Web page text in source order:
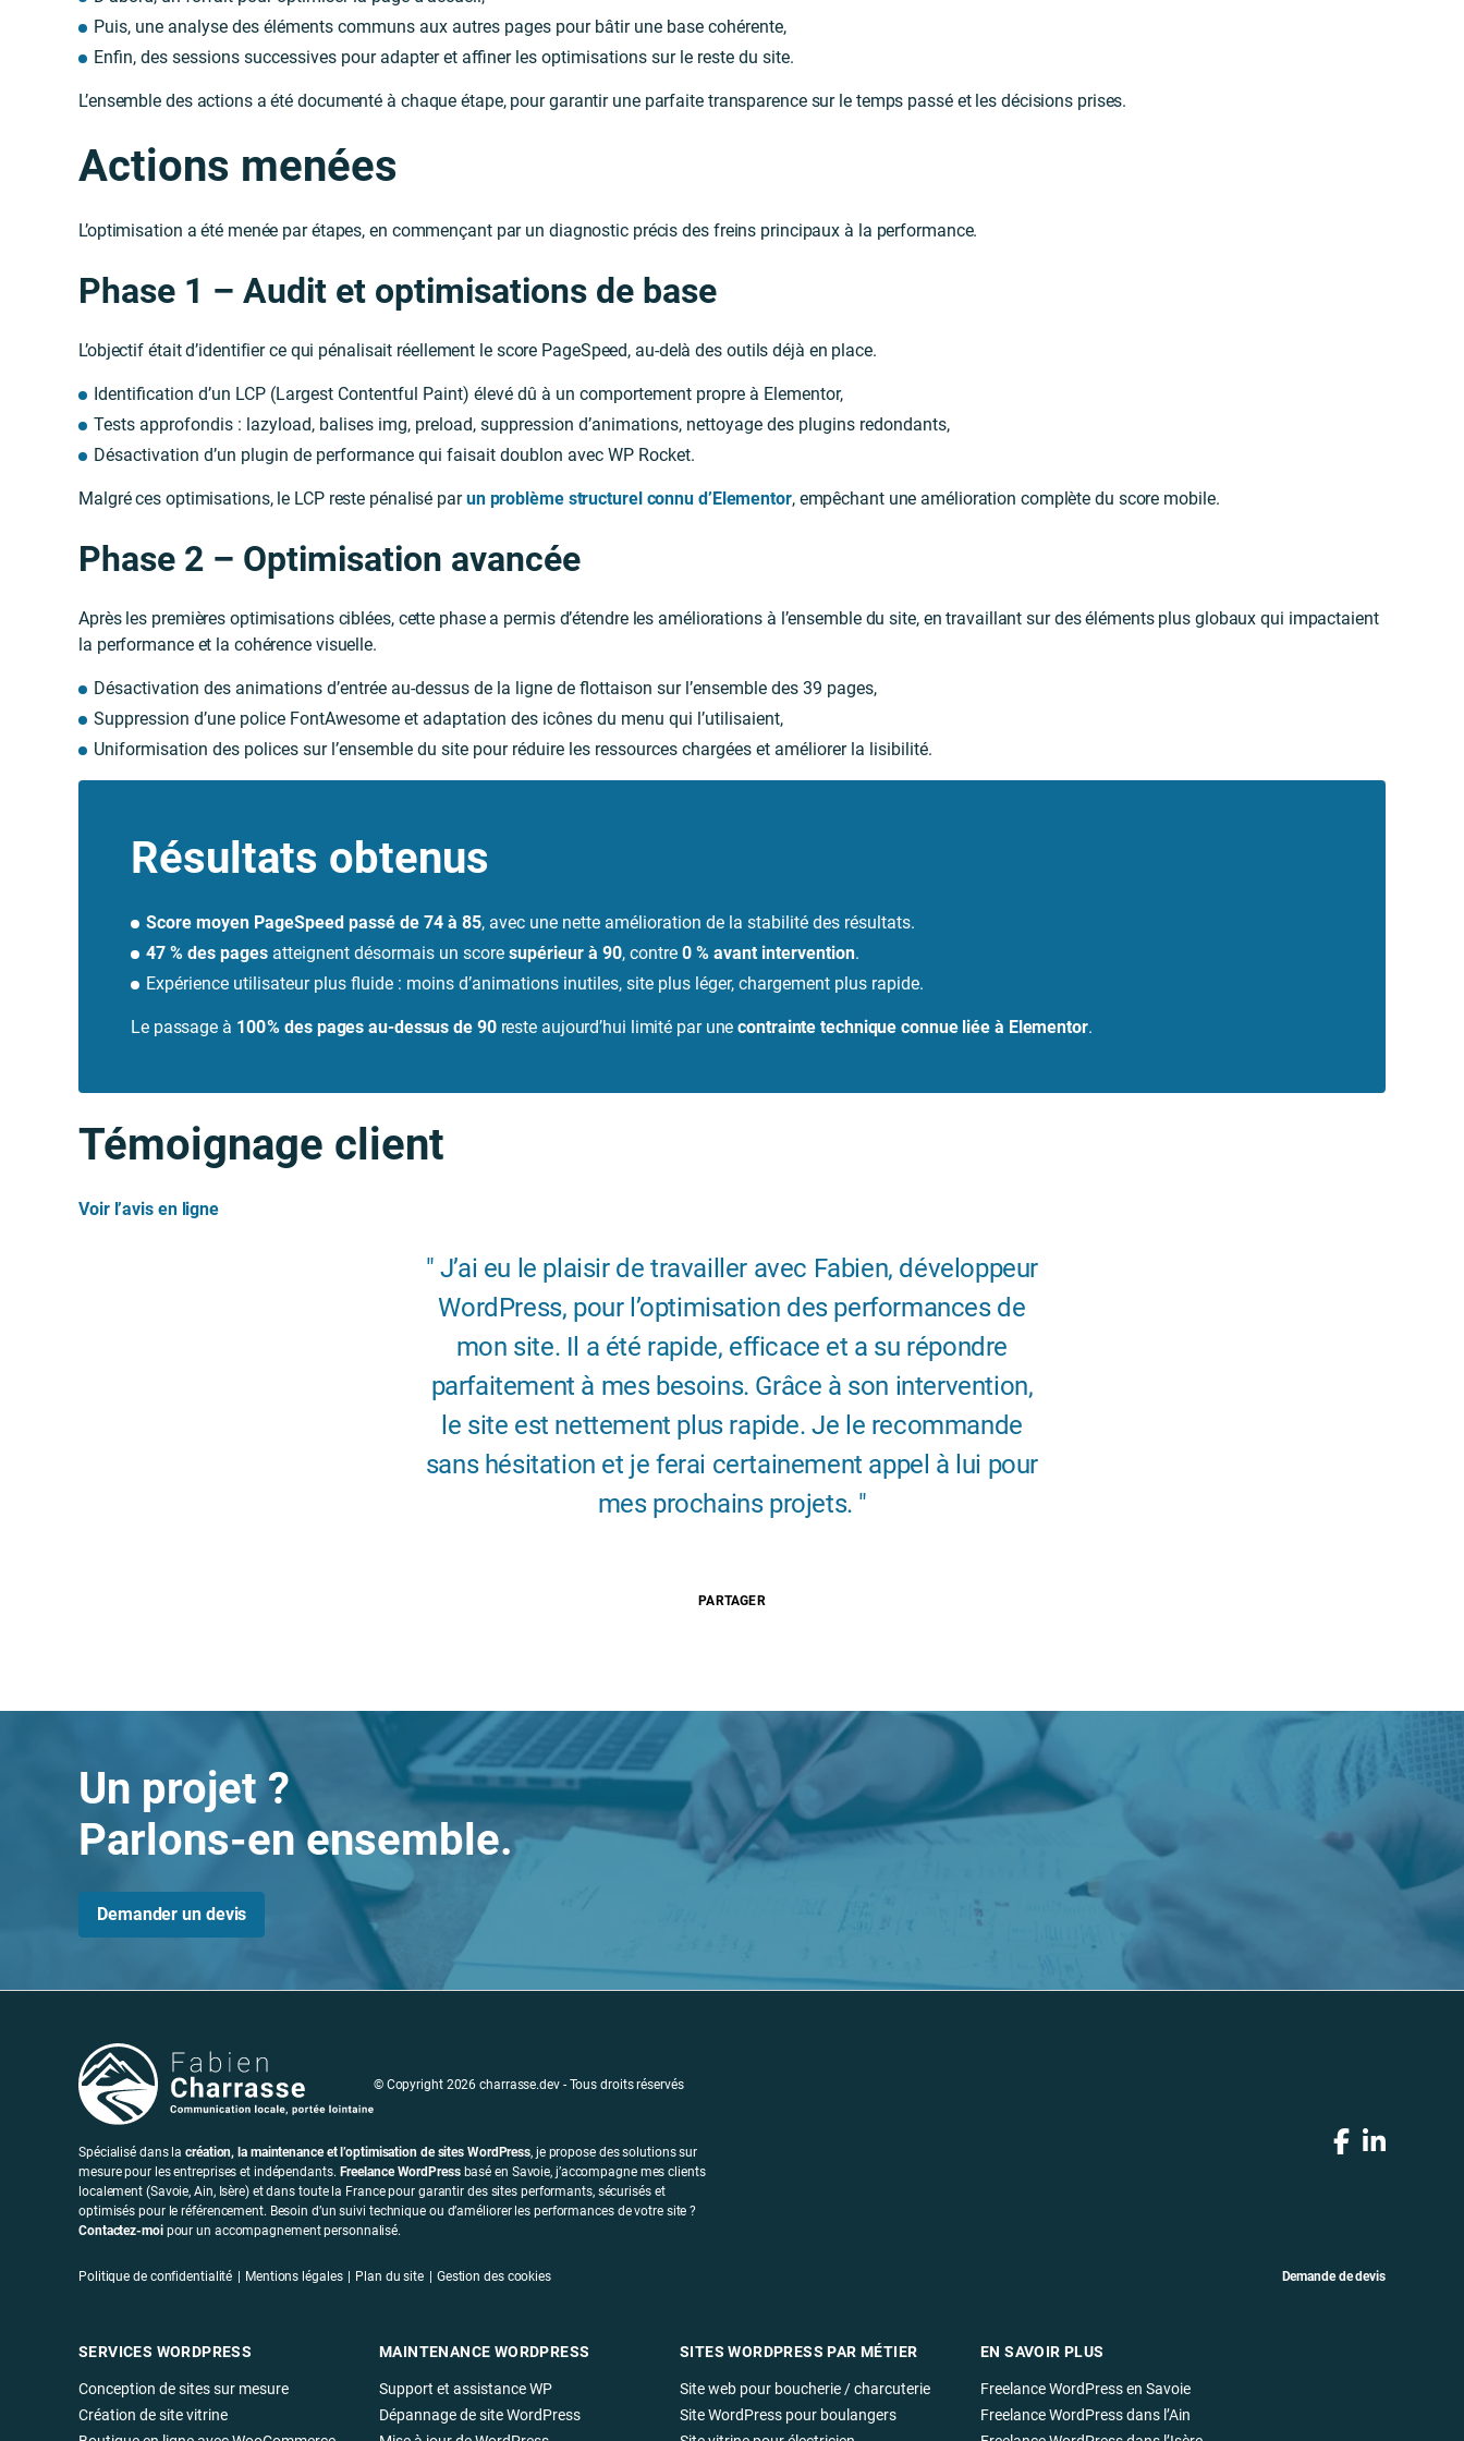
Puis, une analyse des éléments communs aux autres pages pour bâtir une base cohérente,
Enfin, des sessions successives pour adapter et affiner les optimisations sur le reste du site.
L’ensemble des actions a été documenté à chaque étape, pour garantir une parfaite transparence sur le temps passé et les décisions prises.
Actions menées
L’optimisation a été menée par étapes, en commençant par un diagnostic précis des freins principaux à la performance.
Phase 1 – Audit et optimisations de base
L’objectif était d’identifier ce qui pénalisait réellement le score PageSpeed, au-delà des outils déjà en place.
Identification d’un LCP (Largest Contentful Paint) élevé dû à un comportement propre à Elementor,
Tests approfondis : lazyload, balises img, preload, suppression d’animations, nettoyage des plugins redondants,
Désactivation d’un plugin de performance qui faisait doublon avec WP Rocket.
Malgré ces optimisations, le LCP reste pénalisé parun problème structurel connu d’Elementor, empêchant une amélioration complète du score mobile.
Phase 2 – Optimisation avancée
Après les premières optimisations ciblées, cette phase a permis d’étendre les améliorations à l’ensemble du site, en travaillant sur des éléments plus globaux qui impactaient
la performance et la cohérence visuelle.
Désactivation des animations d’entrée au-dessus de la ligne de flottaison sur l’ensemble des 39 pages,
Suppression d’une police FontAwesome et adaptation des icônes du menu qui l’utilisaient,
Uniformisation des polices sur l’ensemble du site pour réduire les ressources chargées et améliorer la lisibilité.
Résultats obtenus
Score moyen PageSpeed passé de 74 à 85, avec une nette amélioration de la stabilité des résultats.
47 % des pages atteignent désormais un score supérieur à 90, contre 0 % avant intervention.
Expérience utilisateur plus fluide : moins d’animations inutiles, site plus léger, chargement plus rapide.
Le passage à 100 % des pages au-dessus de 90reste aujourd’hui limité par unecontrainte technique connue liée à Elementor.
Témoignage client
Voir l’avis en ligne
J’ai eu le plaisir de travailler avec Fabien, développeur
WordPress, pour l’optimisation des performances de
mon site. Il a été rapide, efficace et a su répondre
parfaitement à mes besoins. Grâce à son intervention,
le site est nettement plus rapide. Je le recommande
sans hésitation et je ferai certainement appel à lui pour
mes prochains projets.
PARTAGER
Un projet ?
Parlons-en ensemble.
Demander un devis
© Copyright 2026 charrasse.dev - Tous droits réservés
Spécialisé dans lacréation, la maintenance et l’optimisation de sites WordPress, je propose des solutions sur
mesure pour les entreprises et indépendants. Freelance WordPressbasé en Savoie, j’accompagne mes clients
localement (Savoie, Ain, Isère) et dans toute la France pour garantir des sites performants, sécurisés et
optimisés pour le référencement. Besoin d’un suivi technique ou d’améliorer les performances de votre site ?
Contactez-moipour un accompagnement personnalisé.
Politique de confidentialité Mentions légales Plan du site Gestion des cookies Demande de devis
SERVICES WORDPRESS
Conception de sites sur mesure
Création de site vitrine
MAINTENANCE WORDPRESS
Support et assistance WP
Dépannage de site WordPress
SITES WORDPRESS PAR MÉTIER
Site web pour boucherie / charcuterie
Site WordPress pour boulangers
EN SAVOIR PLUS
Freelance WordPress en Savoie
Freelance WordPress dans l’Ain